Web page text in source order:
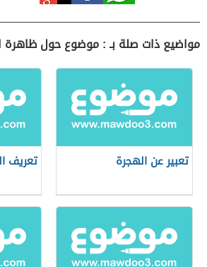
مواضيع ذات صلة بـ : موضوع حول ظاهرة
تعبير عن الهجرة تعريف